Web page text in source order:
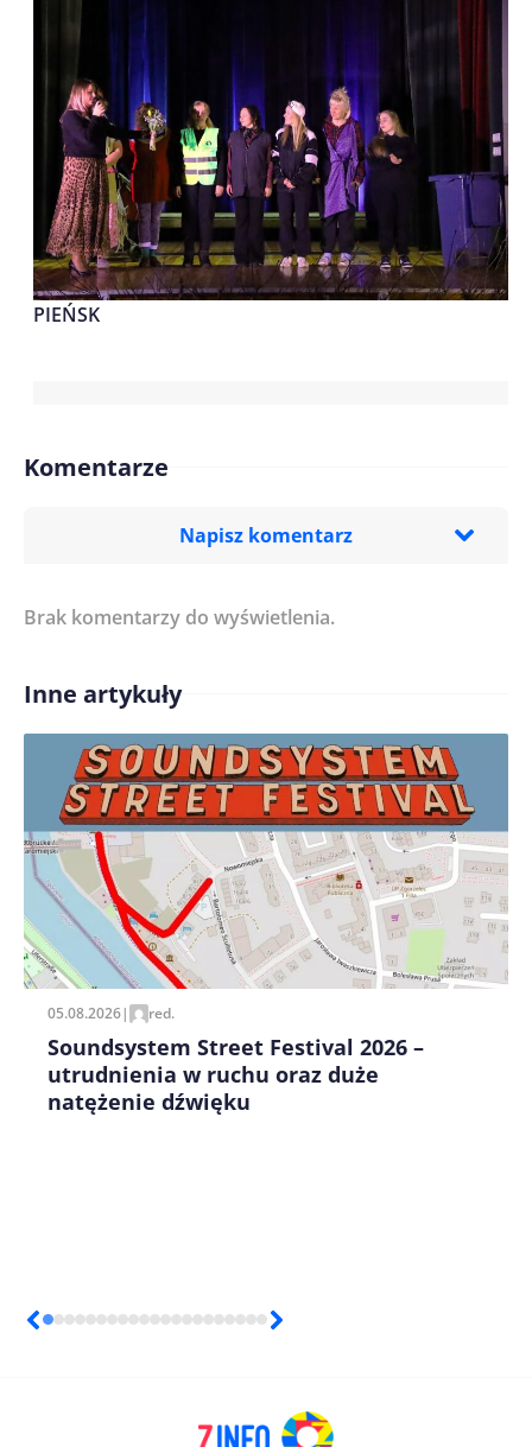
PIEŃSK
Komentarze
Napisz komentarz
Treść komentarza*
Imię/ Nick*
Zapamiętaj moje dane w tej przeglądarce podczas
pisania kolejnych komentarzy.
Brak komentarzy do wyświetlenia.
Inne artykuły
05.08.2026| red.
Soundsystem Street Festival 2026 –
utrudnienia w ruchu oraz duże
natężenie dźwięku